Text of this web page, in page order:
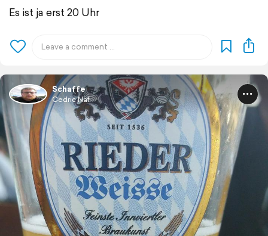
Es ist ja erst 20 Uhr
Schaffe
Cedric Näf